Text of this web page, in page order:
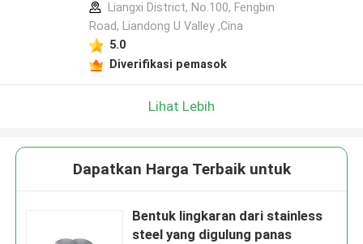
Liangxi District, No.100, Fengbin
Road, Liandong U Valley ,Cina
5.0
Diverifikasi pemasok
Lihat Lebih
Dapatkan Harga Terbaik untuk
Bentuk lingkaran dari stainless
steel yang digulung panas